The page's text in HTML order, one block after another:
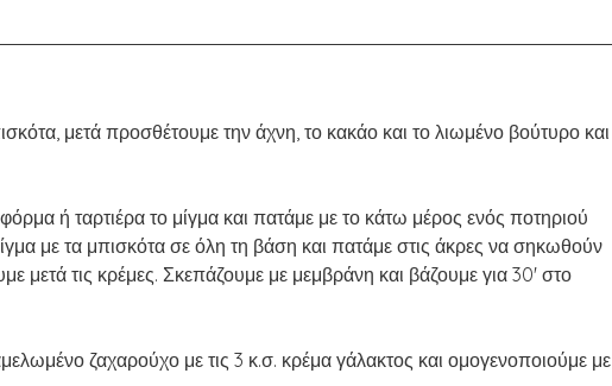
μετά προσθέτουμε την άχνη, το κακάο και το λιωμένο βούτυρο και
ή ταρτιέρα το μίγμα και πατάμε με το κάτω μέρος ενός ποτηριού
με τα μπισκότα σε όλη τη βάση και πατάμε στις άκρες να σηκωθούν
μετά τις κρέμες. Σκεπάζουμε με μεμβράνη και βάζουμε για 30' στο
ζαχαρούχο με τις 3 κ.σ. κρέμα γάλακτος και ομογενοποιούμε με